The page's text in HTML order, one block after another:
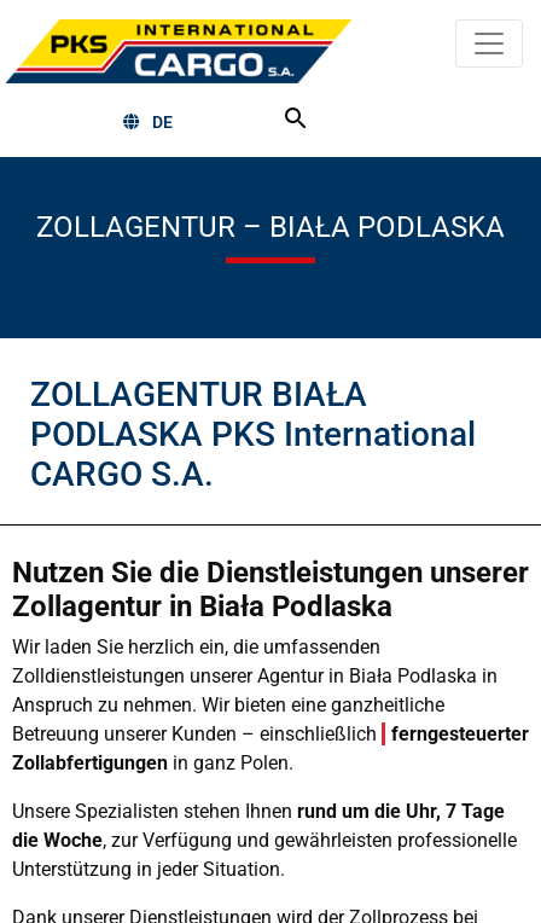
DE
ZOLLAGENTUR – BIAŁA PODLASKA
ZOLLAGENTUR BIAŁA
PODLASKA PKS International
CARGO S.A.
Nutzen Sie die Dienstleistungen unserer
Zollagentur in Biała Podlaska
Wir laden Sie herzlich ein, die umfassenden
Zolldienstleistungen unserer Agentur in Biała Podlaska in
Anspruch zu nehmen. Wir bieten eine ganzheitliche
Betreuung unserer Kunden – einschließlich
ferngesteuerter
Zollabfertigungen in ganz Polen.
Unsere Spezialisten stehen Ihnen rund um die Uhr, 7 Tage
die Woche, zur Verfügung und gewährleisten professionelle
Unterstützung in jeder Situation.
Dank unserer Dienstleistungen wird der Zollprozess bei